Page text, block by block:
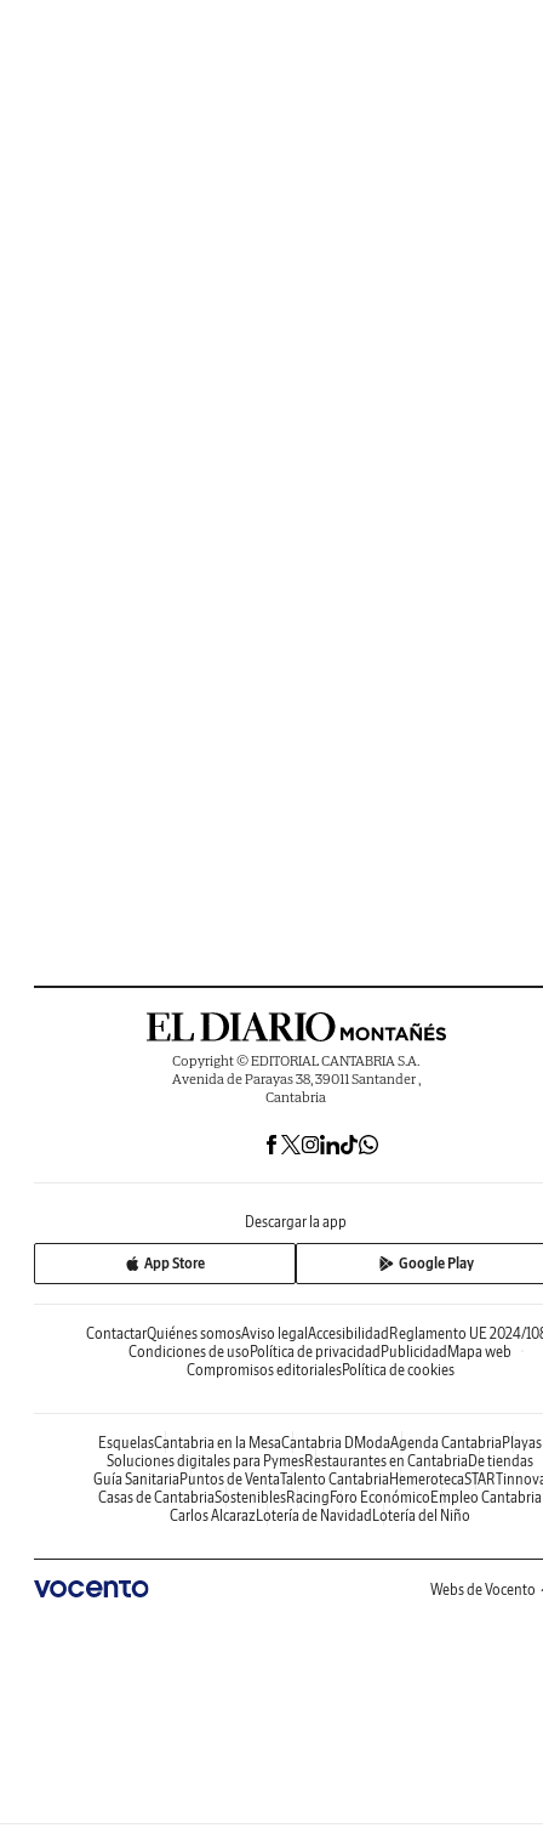
Copyright © EDITORIAL CANTABRIA S.A.
Avenida de Parayas 38, 39011 Santander ,
Cantabria
Descargar la app
App Store Google Play
ContactarQuiénes somosAviso legalAccesibilidadReglamento UE 2024/
Condiciones de usoPolítica de privacidadPublicidadMapa web
Compromisos editorialesPolítica de cookies
EsquelasCantabria en la MesaCantabria DModaAgenda CantabriaPlayas
Soluciones digitales para PymesRestaurantes en CantabriaDe tiendas
Guía SanitariaPuntos de VentaTalento CantabriaHemeroteca
Casas de CantabriaSosteniblesRacingForo EconómicoEmpleo Cantabria
Carlos AlcarazLotería de NavidadLotería del Niño
Webs de Vocento